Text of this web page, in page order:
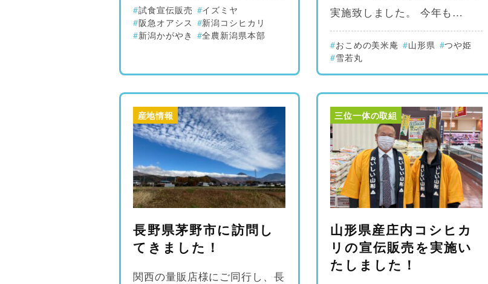
試食宣伝販売
イズミヤ
阪急オアシス
新潟コシヒカリ
新潟かがやき
全農新潟県本部
実施致しました。 今年も…
おこめの美米庵 山形県
つや姫
雪若丸
産地情報
長野県茅野市に訪問し
てきました！
関西の量販店様にご同行し、長
三位一体の取組
山形県産庄内コシヒカ
リの宣伝販売を実施い
たしました！